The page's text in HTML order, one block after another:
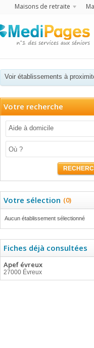
Maisons de retraite
Voir établissements à
Votre recherche
Aide à domicile
Votre sélection (0)
Aucun établissement sélectionné
Fiches déjà consultées
Apef évreux
27000 Évreux